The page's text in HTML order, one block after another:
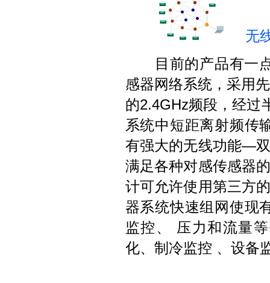
无
目前的产品有一点
感器网络系统，采用
的2.4GHz频段，经过
系统中短距离射频传
有强大的无线功能—
满足各种对感传感器
计可允许使用第三方
器系统快速组网使现
监控、 压力和流量
化、制冷监控 、设备